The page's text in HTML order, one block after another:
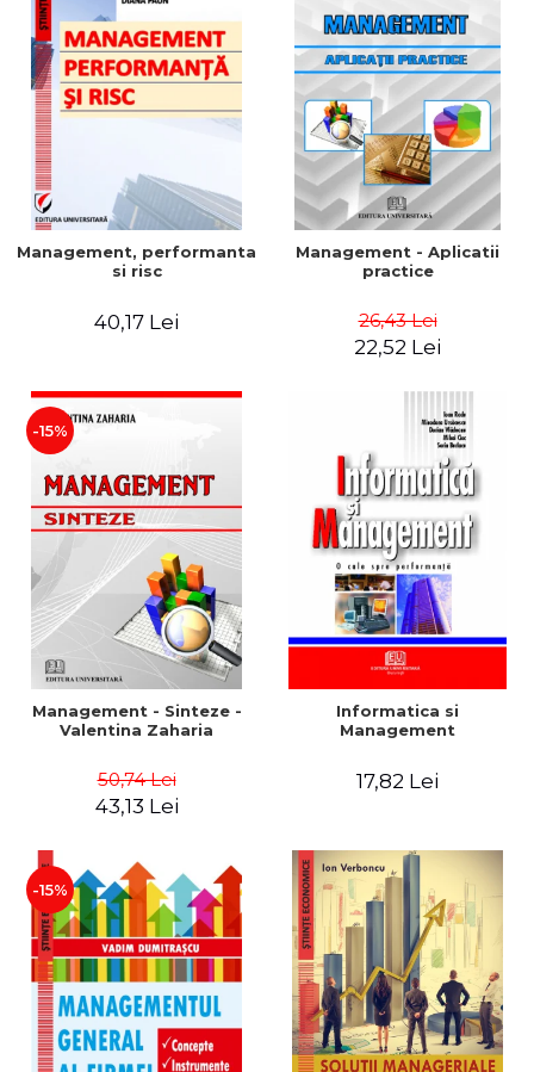
Management, performanta
si risc
40,17 Lei
Management - Aplicatii
practice
26,43 Lei
22,52 Lei
-15%
Management - Sinteze -
Valentina Zaharia
50,74 Lei
43,13 Lei
Informatica si
Management
17,82 Lei
-15%